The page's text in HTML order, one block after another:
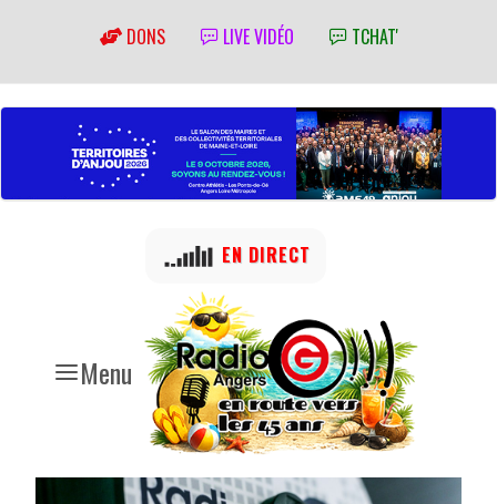
DONS LIVE VIDÉO TCHAT'
Menu
EN DIRECT